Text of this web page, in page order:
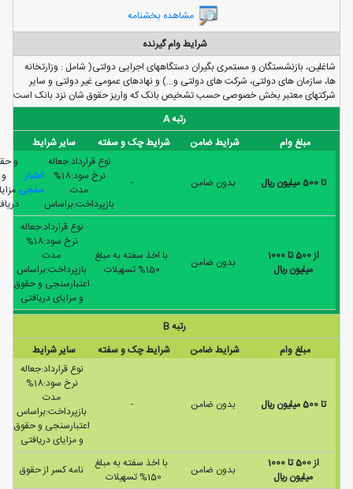
مشاهده بخشنامه
شرایط وام گیرنده
شاغلين، بازنشستگان و مستمری بگيران دستگاههای اجرايی دولتی( شامل : وزارتخانه
ها، سازمان های دولتی، شرکت های دولتی و...) و نهادهای عمومی غير دولتی و ساير
شرکتهای معتبر بخش خصوصی حسب تشخيص بانک که واريز حقوق شان نزد بانک است
رتبه A
مبلغ وام
شرایط ضامن شرایط چک و سفته سایر شرایط
بدون ضامن
نوع قرارداد:جعاله
نرخ سود:18%
مدت
بازپرداخت:براساس
اعتبار
سنجی
و حقوق
مزایای
دریافتی
از 500 تا 1000
ميليون ريال
بدون ضامن
با اخذ سفته به مبلغ
150% تسهیلات
نوع قرارداد:جعاله
نرخ سود:18%
مدت
بازپرداخت:براساس
اعتبارسنجی و حقوق
و مزایای دریافتی
رتبه B
مبلغ وام
شرایط ضامن شرایط چک و سفته سایر شرایط
بدون ضامن
نوع قرارداد:جعاله
نرخ سود:18%
مدت
بازپرداخت:براساس
اعتبارسنجی و حقوق
و مزایای دریافتی
از 500 تا 1000
ميليون ريال
بدون ضامن
با اخذ سفته به مبلغ
150% تسهیلات
نامه كسر از حقوق